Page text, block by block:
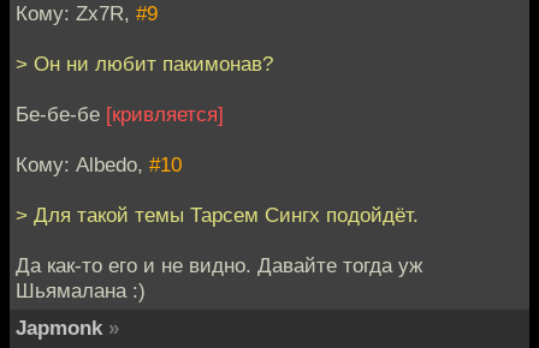
Кому: Zx7R, #9
> Он ни любит пакимонав?
Бе-бе-бе [кривляется]
Кому: Albedo, #10
> Для такой темы Тарсем Сингх подойдёт.
Да как-то его и не видно. Давайте тогда уж
Шьямалана :)
Japmonk »